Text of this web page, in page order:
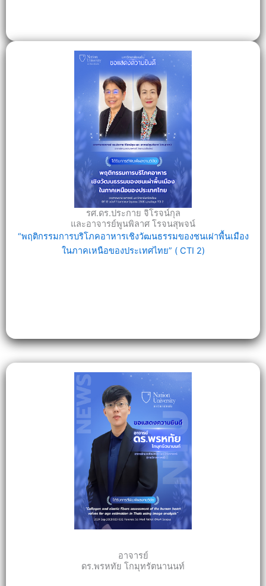
รศ.ดร.ประกาย จิโรจน์กุล
และอาจารย์พูนพิลาศ โรจนสุพจน์
“พฤติกรรมการบริโภคอาหารเชิงวัฒนธรรมของชนเผ่าพื้นเมือง
ในภาคเหนือของประเทศไทย” ( CTI 2)
อาจารย์
ดร.พรหทัย โกมุทรัตนานนท์